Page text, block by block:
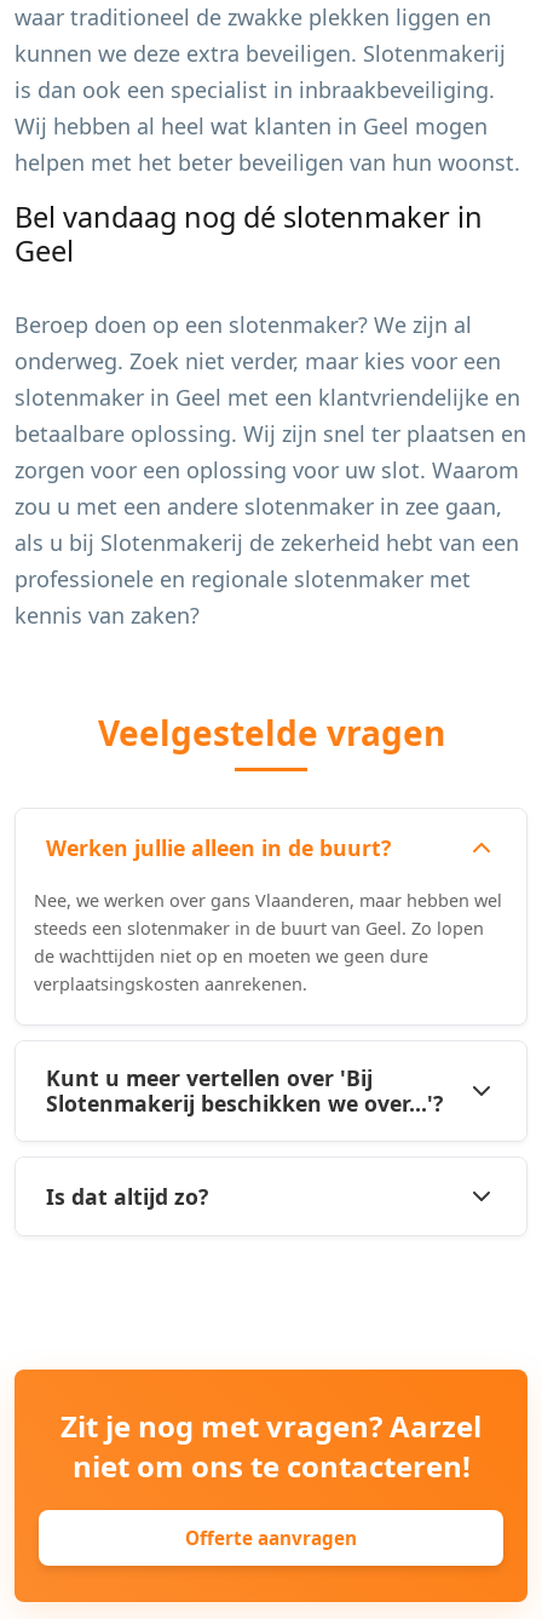
waar traditioneel de zwakke plekken liggen en
kunnen we deze extra beveiligen. Slotenmakerij
is dan ook een specialist in inbraakbeveiliging.
Wij hebben al heel wat klanten in Geel mogen
helpen met het beter beveiligen van hun woonst.
Bel vandaag nog dé slotenmaker in
Geel
Beroep doen op een slotenmaker? We zijn al
onderweg. Zoek niet verder, maar kies voor een
slotenmaker in Geel met een klantvriendelijke en
betaalbare oplossing. Wij zijn snel ter plaatsen en
zorgen voor een oplossing voor uw slot. Waarom
zou u met een andere slotenmaker in zee gaan,
als u bij Slotenmakerij de zekerheid hebt van een
professionele en regionale slotenmaker met
kennis van zaken?
Veelgestelde vragen
Werken jullie alleen in de buurt?
Nee, we werken over gans Vlaanderen, maar hebben wel
steeds een slotenmaker in de buurt van Geel. Zo lopen
de wachttijden niet op en moeten we geen dure
verplaatsingskosten aanrekenen.
Kunt u meer vertellen over 'Bij
Slotenmakerij beschikken we over...'?
Is dat altijd zo?
Zit je nog met vragen? Aarzel
niet om ons te contacteren!
Offerte aanvragen